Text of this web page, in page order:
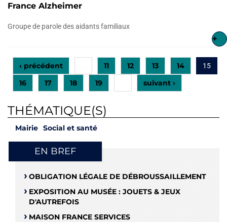
France Alzheimer
Groupe de parole des aidants familiaux
+
‹ précédent 11 12 13 14 15
16 17 18 19 suivant ›
THÉMATIQUE(S)
Mairie Social et santé
EN BREF
OBLIGATION LÉGALE DE DÉBROUSSAILLEMENT
EXPOSITION AU MUSÉE : JOUETS & JEUX
D'AUTREFOIS
MAISON FRANCE SERVICES